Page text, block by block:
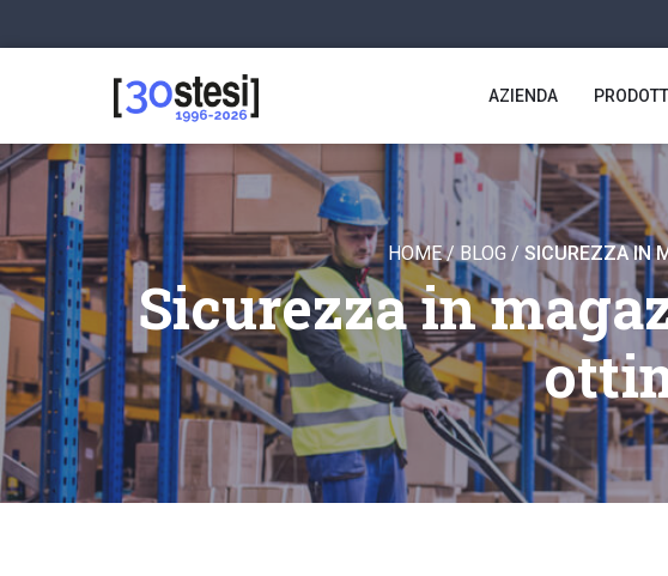
AZIENDA PRODOTTI
HOME/ BLOG / SICUREZZA IN
Sicurezza in